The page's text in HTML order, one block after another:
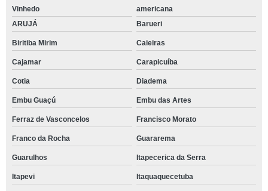
Vinhedo
americana
ARUJÁ
Barueri
Biritiba Mirim Caieiras
Cajamar Carapicuíba
Cotia Diadema
Embu Guaçú Embu das Artes
Ferraz de Vasconcelos Francisco Morato
Franco da Rocha Guararema
Guarulhos Itapecerica da Serra
Itapevi Itaquaquecetuba